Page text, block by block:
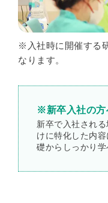
※入社時に開催する
なります。
※新卒入社の方
新卒で入社され
けに特化した内
礎からしっかり学